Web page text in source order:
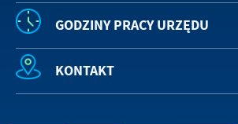
GODZINY PRACY URZĘDU
KONTAKT